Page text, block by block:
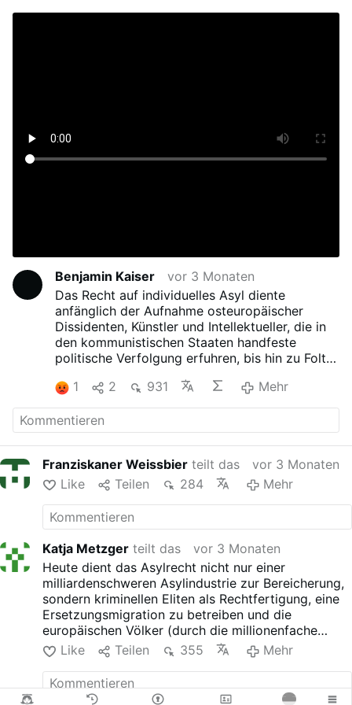
Benjamin Kaiser
vor 3 Monaten
Das Recht auf individuelles Asyl diente
anfänglich der Aufnahme osteuropäischer
Dissidenten, Künstler und Intellektueller, die in
den kommunistischen Staaten handfeste
politische Verfolgung erfuhren, bis hin zu Folter
All dies waren konkrete und belegte Einzelfälle.
Ferner hieß Asyl immer, nur vorübergehenden
Schutz zu gewähren, bis die Situation im
Heimatland wieder so war, dass der Verfolgte
Dies wurde durch die EU-Verträge
weitestgehend ausgehebelt und das Recht auf
Asylrecht nicht nur einer milliardenschweren
Asylindustrie zur Bereicherung, sondern
kriminellen Eliten als Rechtfertigung, eine
Ersetzungsmigration zu betreiben und die
europäischen Völker (durch die millionenfache
Einwanderung hauptsächlich aus dem
muslimischen Kulturkreis) in den eigenen
Ländern zur Minderheit werden zu lassen.
Animation: Die Migrationsströme nach Europa
zwischen 2012 und 2018. Jeder Punkt steht für
25 Menschen.
1 2 931 Mehr
Franziskaner Weissbier teilt das
vor 3 Monaten
Like
Teilen 284 Mehr
Katja Metzger teilt das
vor 3 Monaten
Heute dient das Asylrecht nicht nur einer
milliardenschweren Asylindustrie zur Bereicherung,
sondern kriminellen Eliten als Rechtfertigung, eine
Ersetzungsmigration zu betreiben und die
europäischen Völker (durch die millionenfache
Einwanderung hauptsächlich aus dem muslimischen
Kulturkreis) in den eigenen Ländern zur Minderheit
werden zu lassen
Like Teilen 355 Mehr